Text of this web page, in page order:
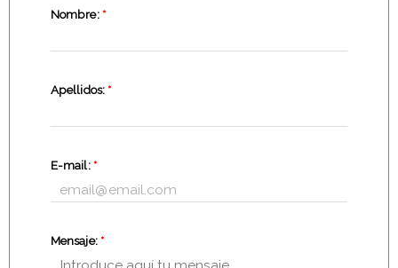
Nombre: *
Apellidos: *
E-mail: *
Mensaje: *